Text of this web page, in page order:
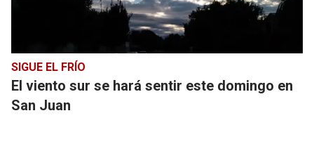
SIGUE EL FRÍO
El viento sur se hará sentir este domingo en
San Juan